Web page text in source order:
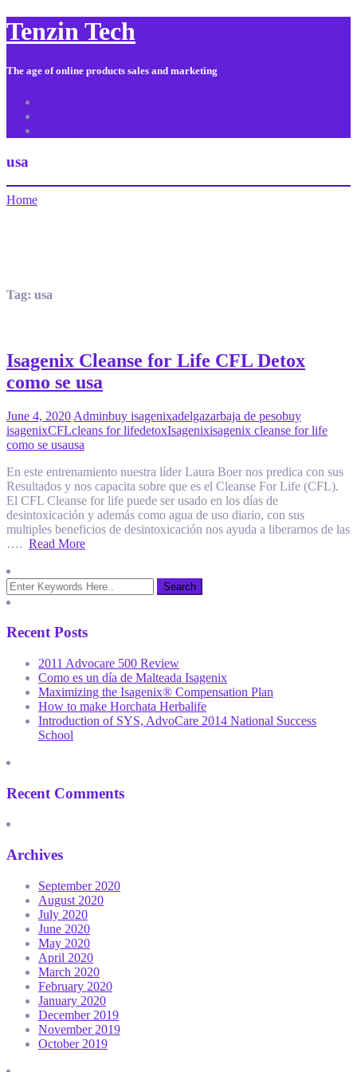
Tenzin Tech
The age of online products sales and marketing
usa
Home
Tag: usa
Isagenix Cleanse for Life CFL Detox
como se usa
June 4, 2020 Adminbuy isagenixadelgazarbaja de pesobuy
isagenixCFLcleans for lifedetoxIsagenixisagenix cleanse for life
como se usausa
En este entrenamiento nuestra líder Laura Boer nos predica con sus
Resultados y nos capacita sobre que es el Cleanse For Life (CFL).
El CFL Cleanse for life puede ser usado en los días de
desintoxicación y además como agua de uso diario, con sus
multiples beneficios de desintoxicación nos ayuda a liberarnos de las
…. Read More
Recent Posts
2011 Advocare 500 Review
Como es un día de Malteada Isagenix
Maximizing the Isagenix® Compensation Plan
How to make Horchata Herbalife
Introduction of SYS, AdvoCare 2014 National Success
School
Recent Comments
Archives
September 2020
August 2020
July 2020
June 2020
May 2020
April 2020
March 2020
February 2020
January 2020
December 2019
November 2019
October 2019